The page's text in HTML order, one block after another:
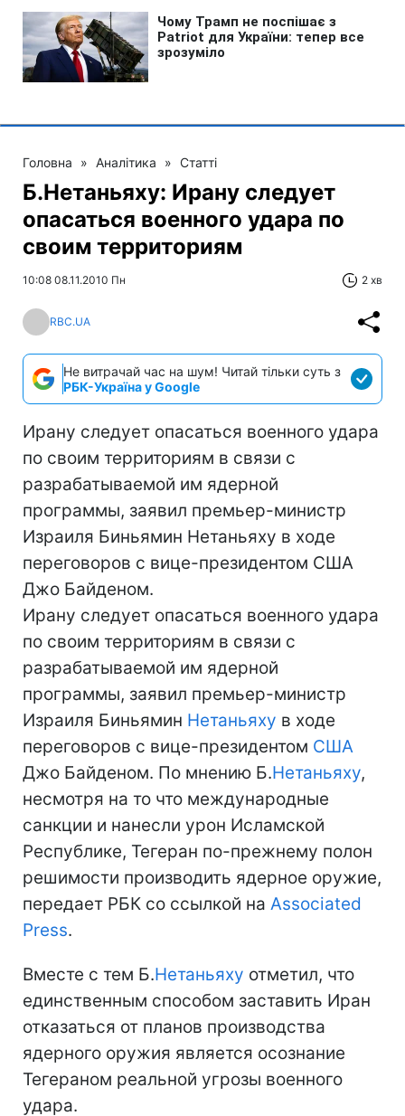
Головна » Аналітика » Статті
Б.Нетаньяху: Ирану следует
опасаться военного удара по
своим территориям
10:08 08.11.2010 Пн 2 хв
RBC.UA
Не витрачай час на шум! Читай тільки суть з
РБК-Україна у Google
Ирану следует опасаться военного удара
по своим территориям в связи с
разрабатываемой им ядерной
программы, заявил премьер-министр
Израиля Биньямин Нетаньяху в ходе
переговоров с вице-президентом США
Джо Байденом.
Ирану следует опасаться военного удара
по своим территориям в связи с
разрабатываемой им ядерной
программы, заявил премьер-министр
Израиля Биньямин Нетаньяху в ходе
переговоров с вице-президентом США
Джо Байденом. По мнению Б.Нетаньяху,
несмотря на то что международные
санкции и нанесли урон Исламской
Республике, Тегеран по-прежнему полон
решимости производить ядерное оружие,
передает РБК со ссылкой на Associated
Press.
Вместе с тем Б.Нетаньяху отметил, что
единственным способом заставить Иран
отказаться от планов производства
ядерного оружия является осознание
Тегераном реальной угрозы военного
удара.